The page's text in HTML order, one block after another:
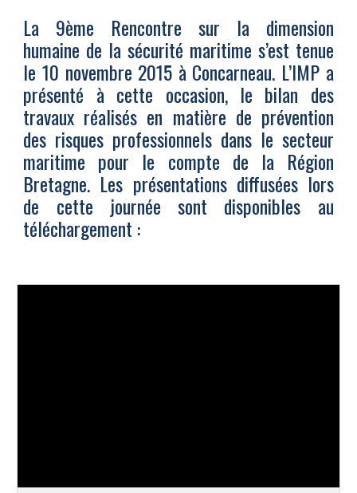
La 9ème Rencontre sur la dimension
humaine de la sécurité maritime s’est tenue
le 10 novembre 2015 à Concarneau. L’IMP a
présenté à cette occasion, le bilan des
travaux réalisés en matière de prévention
des risques professionnels dans le secteur
maritime pour le compte de la Région
Bretagne. Les présentations diffusées lors
de cette journée sont disponibles au
téléchargement :